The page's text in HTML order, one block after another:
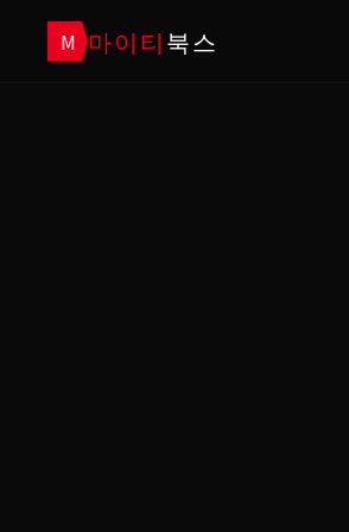
M 마이티 북스